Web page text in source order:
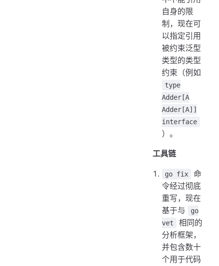
自身的限
制，现在可
以指定引用
被约束泛型
类型的类型
约束（例如
type
Adder[A
Adder[A]]
interface
）。
工具链
go fix
命
令经过彻底
重写，现在
基于与
go
vet
相同的
分析框架，
并包含数十
个用于代码